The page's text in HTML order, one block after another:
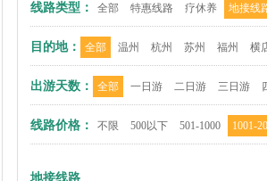
线路类型： 全部 特惠线路 疗休养 地接线
目的地： 全部 温州 杭州 苏州 福州 横
出游天数： 全部 一日游 二日游 三日游
线路价格： 不限 500以下 501-1000 1001-
地接线路